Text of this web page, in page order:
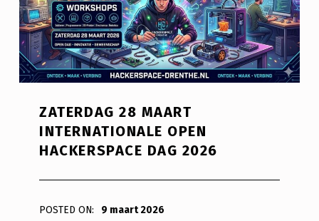
ZATERDAG 28 MAART
INTERNATIONALE OPEN
HACKERSPACE DAG 2026
POSTED ON:
9 maart 2026